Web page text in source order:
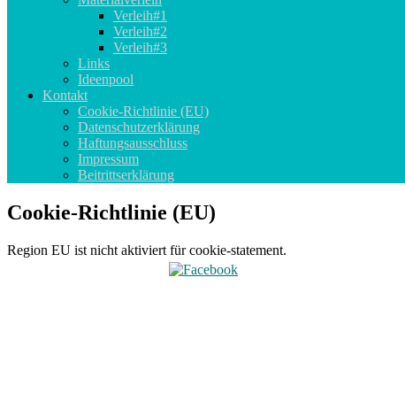
Verleih#1
Verleih#2
Verleih#3
Links
Ideenpool
Kontakt
Cookie-Richtlinie (EU)
Datenschutzerklärung
Haftungsausschluss
Impressum
Beitrittserklärung
Cookie-Richtlinie (EU)
Region EU ist nicht aktiviert für cookie-statement.